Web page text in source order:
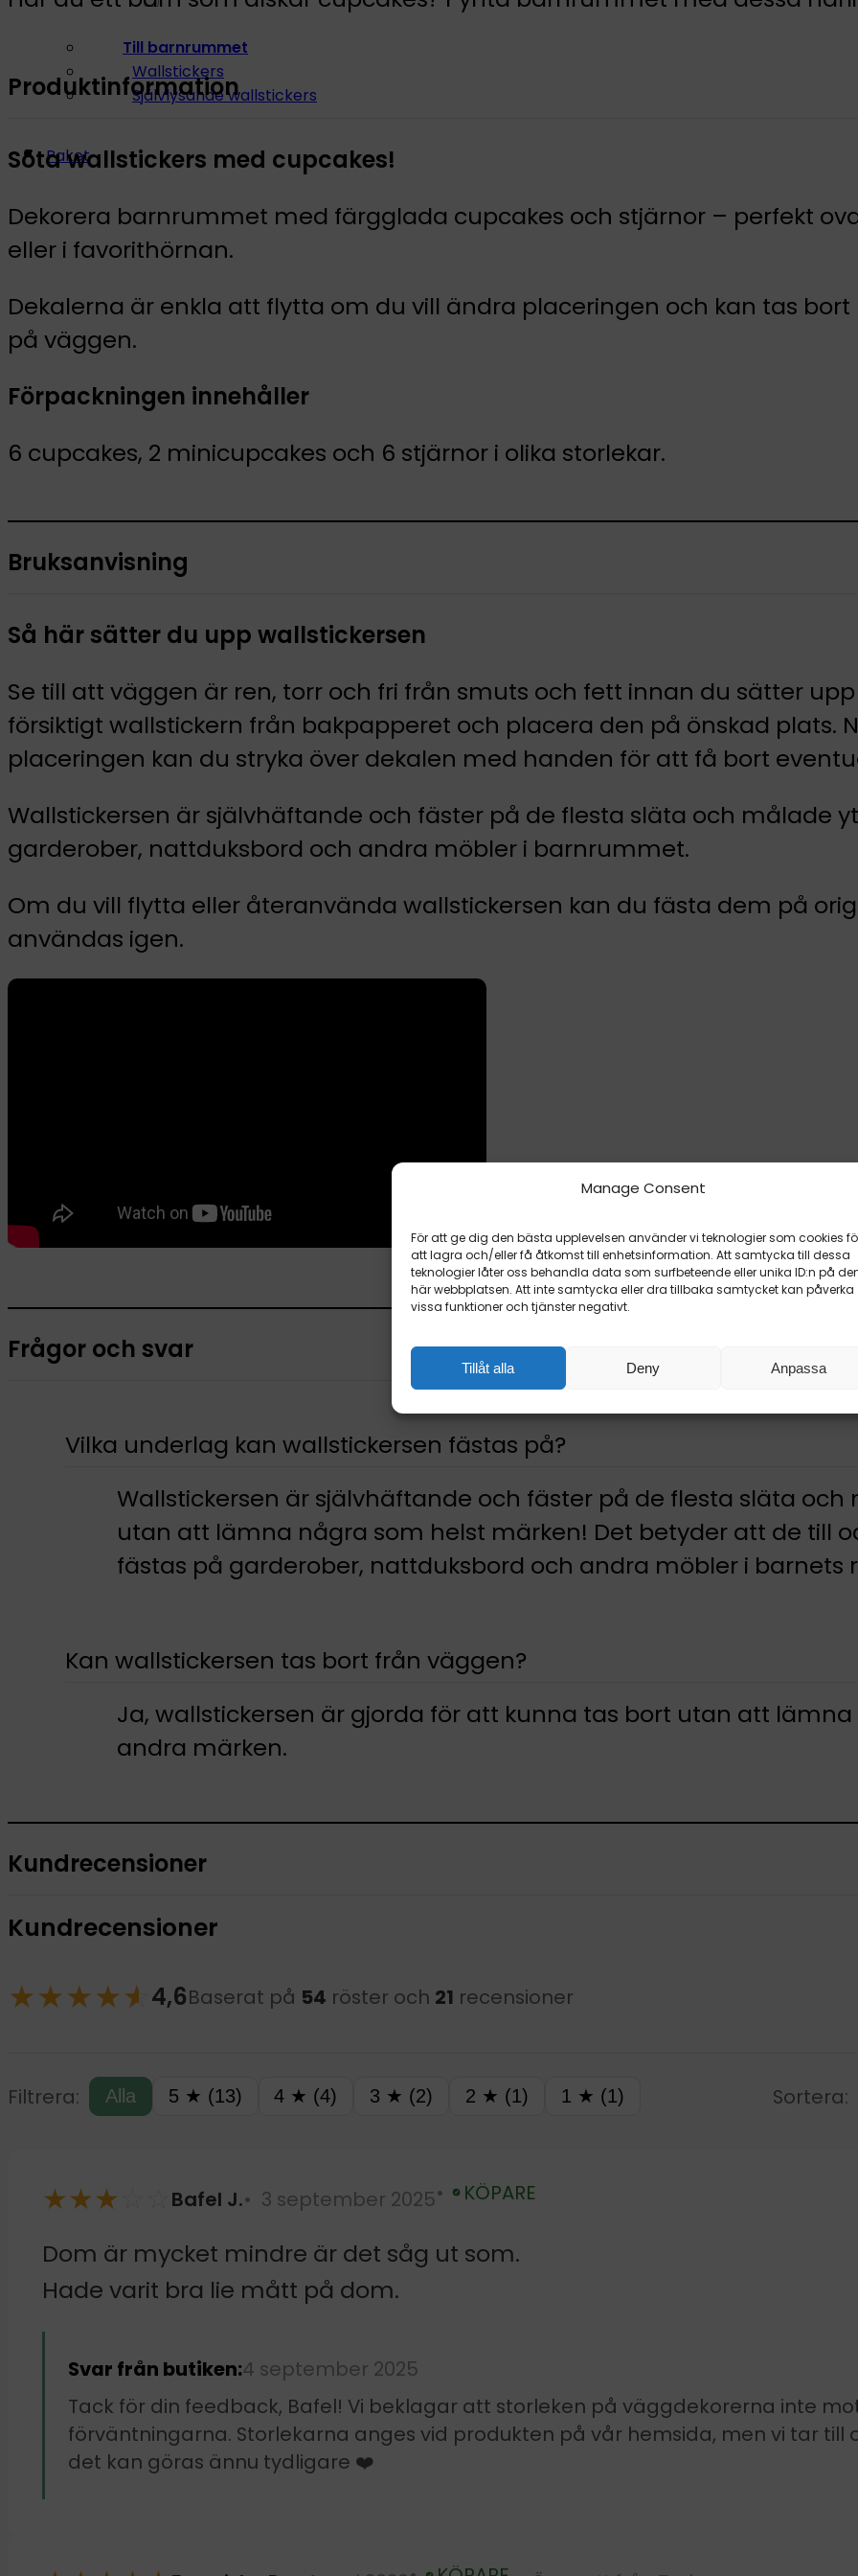
Manage Consent
För att ge dig den bästa upplevelsen använder vi teknologier som cookies
att lagra och/eller få åtkomst till enhetsinformation. Att samtycka till dessa
teknologier låter oss behandla data som surfbeteende eller unika ID:n på
här webbplatsen. Att inte samtycka eller dra tillbaka samtycket kan påverka
vissa funktioner och tjänster negativt.
Tillåt alla Deny Anpassa
Till barnrummet
Wallstickers
Självlysande wallstickers
Paket
Produktinformation
Söta wallstickers med cupcakes!
Dekorera barnrummet med färgglada cupcakes och stjärnor – perfekt
eller i favorithörnan.
Dekalerna är enkla att flytta om du vill ändra placeringen och kan tas
på väggen.
Förpackningen innehåller
6 cupcakes, 2 minicupcakes och 6 stjärnor i olika storlekar.
Bruksanvisning
Så här sätter du upp wallstickersen
Se till att väggen är ren, torr och fri från smuts och fett innan du sätter upp
försiktigt wallstickern från bakpapperet och placera den på önskad plats.
placeringen kan du stryka över dekalen med handen för att få bort
Wallstickersen är självhäftande och fäster på de flesta släta och målade
garderober, nattduksbord och andra möbler i barnrummet.
Om du vill flytta eller återanvända wallstickersen kan du fästa dem på
användas igen.
Frågor och svar
Vilka underlag kan wallstickersen fästas på?
Wallstickersen är självhäftande och fäster på de flesta släta och
utan att lämna några som helst märken! Det betyder att de till
fästas på garderober, nattduksbord och andra möbler i barnets
Kan wallstickersen tas bort från väggen?
Ja, wallstickersen är gjorda för att kunna tas bort utan att lämna
andra märken.
Kundrecensioner
Kundrecensioner
★★★★☆
★ 4,6Baserat på 54 röster och 21 recensioner
Filtrera: Alla 5 ★ (13) 4 ★ (4) 3 ★ (2) 2 ★ (1) 1 ★ (1) Sortera:
★★★ Bafel J. 3 september 2025 Verifierad
KÖPARE
Dom är mycket mindre är det såg ut som.
Hade varit bra lie mått på dom.
Svar från butiken:4 september 2025
Tack för din feedback, Bafel! Vi beklagar att storleken på väggdekorerna inte
förväntningarna. Storlekarna anges vid produkten på vår hemsida, men vi tar till
det kan göras ännu tydligare ❤️